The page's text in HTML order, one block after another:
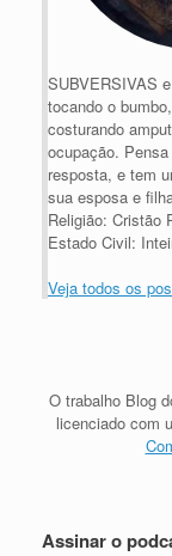
SUBVERSIVAS
tocando o
costurando
ocupação.
resposta, e tem
sua esposa e
Religião: Cristão
Estado Civil:
Veja todos os
O trabalho Blog
licenciado com
Assinar o